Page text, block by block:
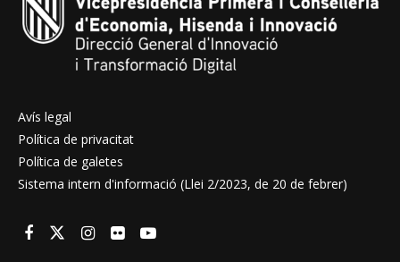
Avís legal
Política de privacitat
Política de galetes
Sistema intern d'informació (Llei 2/2023, de 20 de febrer)